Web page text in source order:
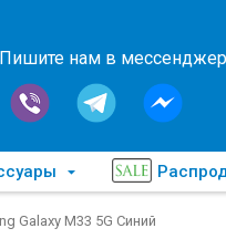
Пишите нам в
Galaxy M33 5G Синий